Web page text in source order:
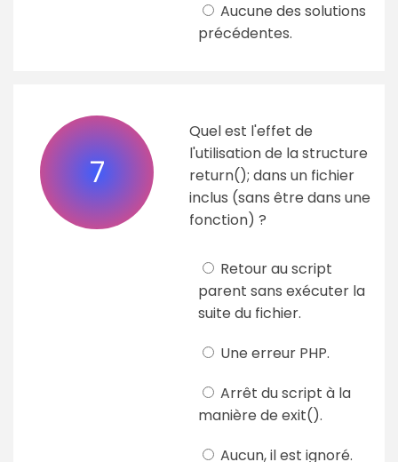
Aucune des solutions
précédentes.
7
Quel est l'effet de
l'utilisation de la structure
return(); dans un fichier
inclus (sans être dans une
fonction) ?
Retour au script
parent sans exécuter la
suite du fichier.
Une erreur PHP.
Arrêt du script à la
manière de exit().
Aucun, il est ignoré.